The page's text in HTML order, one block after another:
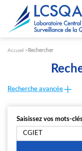
Accueil Rechercher
Recherche avancée
Saisissez vos mots-
Paramétrer les cookies